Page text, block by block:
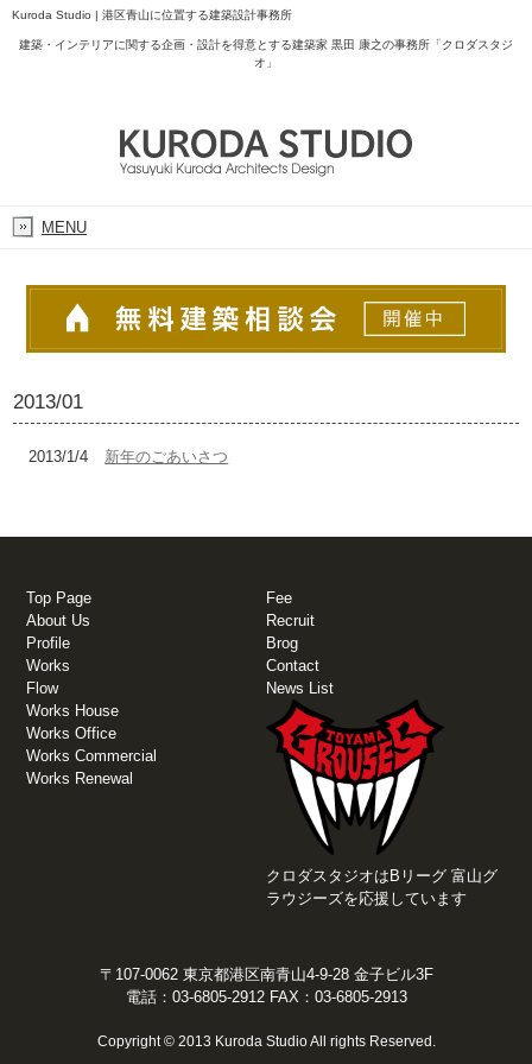
Kuroda Studio | 港区青山に位置する建築設計事務所
建築・インテリアに関する企画・設計を得意とする建築家 黒田 康之の事務所「クロダスタジ
オ」
MENU
2013/01
2013/1/4 新年のごあいさつ
Top Page
About Us
Profile
Works
Flow
Fee
Recruit
Brog
Contact
News List
Works House
Works Office
Works Commercial
Works Renewal
クロダスタジオはBリーグ 富山グ
ラウジーズを応援しています
〒107-0062 東京都港区南青山4-9-28 金子ビル3F
電話：03-6805-2912 FAX：03-6805-2913
Copyright © 2013 Kuroda Studio All rights Reserved.